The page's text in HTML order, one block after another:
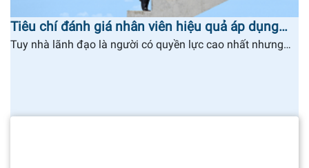
Tiêu chí đánh giá nhân viên hiệu quả áp dụng…
Tuy nhà lãnh đạo là người có quyền lực cao nhất nhưng…